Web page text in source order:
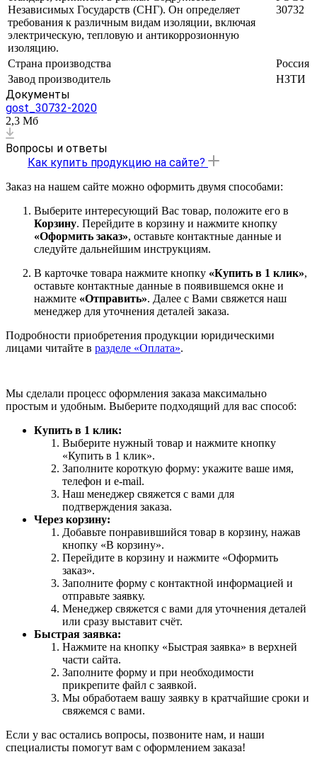
Независимых Государств (СНГ). Он определяет
требования к различным видам изоляции, включая
электрическую, тепловую и антикоррозионную
изоляцию.
30732
Страна производства
Россия
Завод производитель
НЗТИ
Документы
gost_30732-2020
2,3 Мб
Вопросы и ответы
Как купить продукцию на сайте?
Заказ на нашем сайте можно оформить двумя способами:
Выберите интересующий Вас товар, положите его в
Корзину. Перейдите в корзину и нажмите кнопку
«Оформить заказ», оставьте контактные данные и
следуйте дальнейшим инструкциям.
В карточке товара нажмите кнопку «Купить в 1 клик»,
оставьте контактные данные в появившемся окне и
нажмите «Отправить». Далее с Вами свяжется наш
менеджер для уточнения деталей заказа.
Подробности приобретения продукции юридическими
лицами читайте в разделе «Оплата».
Мы сделали процесс оформления заказа максимально
простым и удобным. Выберите подходящий для вас способ:
Купить в 1 клик:
Выберите нужный товар и нажмите кнопку
«Купить в 1 клик».
Заполните короткую форму: укажите ваше имя,
телефон и e-mail.
Наш менеджер свяжется с вами для
подтверждения заказа.
Через корзину:
Добавьте понравившийся товар в корзину, нажав
кнопку «В корзину».
Перейдите в корзину и нажмите «Оформить
заказ».
Заполните форму с контактной информацией и
отправьте заявку.
Менеджер свяжется с вами для уточнения деталей
или сразу выставит счёт.
Быстрая заявка:
Нажмите на кнопку «Быстрая заявка» в верхней
части сайта.
Заполните форму и при необходимости
прикрепите файл с заявкой.
Мы обработаем вашу заявку в кратчайшие сроки и
свяжемся с вами.
Если у вас остались вопросы, позвоните нам, и наши
специалисты помогут вам с оформлением заказа!